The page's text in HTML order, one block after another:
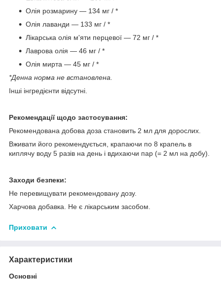
Олія розмарину — 134 мг / *
Олія лаванди — 133 мг / *
Лікарська олія м'яти перцевої — 72 мг / *
Лаврова олія — 46 мг / *
Олія мирта — 45 мг / *
*Денна норма не встановлена.
Інші інгредієнти відсутні.
Рекомендації щодо застосування:
Рекомендована добова доза становить 2 мл для дорослих.
Вживати його рекомендується, крапаючи по 8 крапель в
киплячу воду 5 разів на день і вдихаючи пар (= 2 мл на добу).
Заходи безпеки:
Не перевищувати рекомендовану дозу.
Харчова добавка. Не є лікарським засобом.
Приховати
Характеристики
Основні